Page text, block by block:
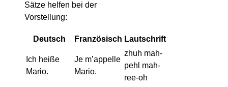
Sätze helfen bei der
Vorstellung:
Deutsch Französisch Lautschrift
Ich heiße
Mario.
Je m’appelle
Mario.
zhuh mah-
pehl mah-
ree-oh